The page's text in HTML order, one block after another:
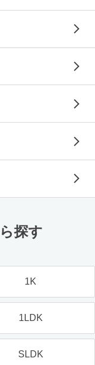
探す
1K
1LDK
SLDK